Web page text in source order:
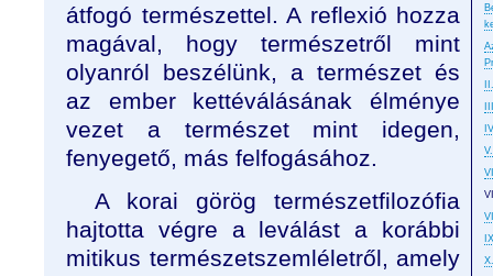
átfogó természettel. A reflexió hozza
magával, hogy természetről mint
olyanról beszélünk, a természet és
az ember kettéválásának élménye
vezet a természet mint idegen,
fenyegető, más felfogásához.
A korai görög természetfilozófia
hajtotta végre a leválást a korábbi
mitikus természetszemléletről, amely